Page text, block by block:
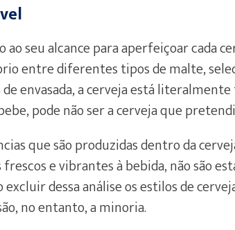
seu alcance para aperfeiçoar cada
entre diferentes tipos de malte,
de envasada, a cerveja está
pode não ser a cerveja que
que são produzidas dentro da
e vibrantes à bebida, não são
dessa análise os estilos de
no entanto, a minoria.